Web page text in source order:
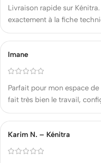
Livraison rapide sur
exactement à la fiche
Imane
Parfait pour mon espace
fait très bien le travail,
Karim N. – Kénitra